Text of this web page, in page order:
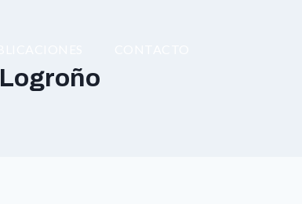
Logroño